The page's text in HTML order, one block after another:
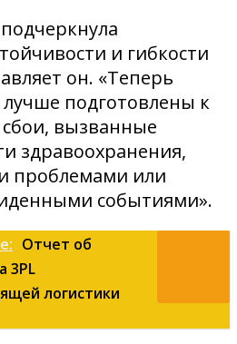
и гибкости
он. «Теперь
подготовлены к
вызванные
здравоохранения,
проблемами или
событиями».
Отчет об
3PL
логистики